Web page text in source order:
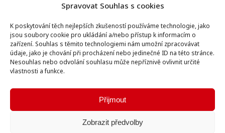
Spravovat Souhlas s cookies
K poskytování těch nejlepších zkušeností používáme technologie, jako
jsou soubory cookie pro ukládání a/nebo přístup k informacím o
zařízení. Souhlas s těmito technologiemi nám umožní zpracovávat
údaje, jako je chování při procházení nebo jedinečné ID na této stránce.
Nesouhlas nebo odvolání souhlasu může nepříznivě ovlivnit určité
vlastnosti a funkce.
Přijmout
Zobrazit předvolby
Formulář - odstoupení od smlouvy
Odstoupení od smlouvy
Všechna práva vyhrazena © Igor Vlk - soukromá firma 2016 -